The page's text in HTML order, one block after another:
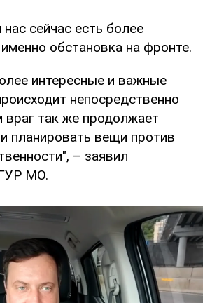
сейчас есть более
обстановка на фронте.
интересные и важные
непосредственно
враг так же продолжает
планировать вещи против
– заявил
МО.